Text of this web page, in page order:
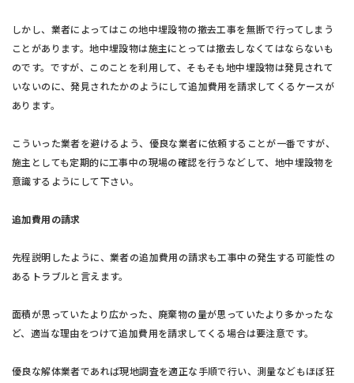
しかし、業者によってはこの地中埋設物の撤去工事を無断で行ってしまう
ことがあります。地中埋設物は施主にとっては撤去しなくてはならないも
のです。ですが、このことを利用して、そもそも地中埋設物は発見されて
いないのに、発見されたかのようにして追加費用を請求してくるケースが
あります。
こういった業者を避けるよう、優良な業者に依頼することが一番ですが、
施主としても定期的に工事中の現場の確認を行うなどして、地中埋設物を
意識するようにして下さい。
追加費用の請求
先程説明したように、業者の追加費用の請求も工事中の発生する可能性の
あるトラブルと言えます。
面積が思っていたより広かった、廃棄物の量が思っていたより多かったな
ど、適当な理由をつけて追加費用を請求してくる場合は要注意です。
優良な解体業者であれば現地調査を適正な手順で行い、測量などもほぼ狂